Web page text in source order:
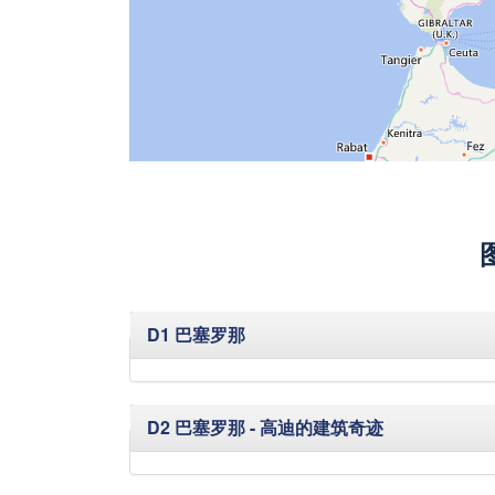
隐藏
D1 巴塞罗那
隐藏
D2 巴塞罗那 - 高迪的建筑奇迹